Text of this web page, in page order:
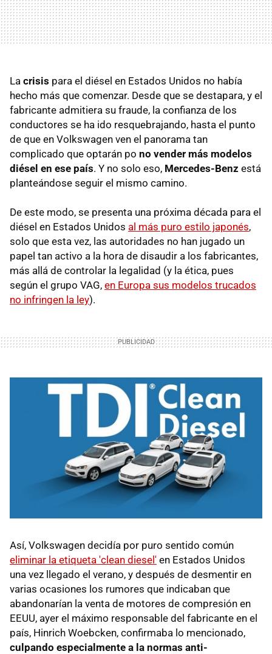
La crisis para el diésel en Estados Unidos no había
hecho más que comenzar. Desde que se destapara, y el
fabricante admitiera su fraude, la confianza de los
conductores se ha ido resquebrajando, hasta el punto
de que en Volkswagen ven el panorama tan
complicado que optarán po no vender más modelos
diésel en ese país. Y no solo eso, Mercedes-Benz está
planteándose seguir el mismo camino.
De este modo, se presenta una próxima década para el
diésel en Estados Unidos al más puro estilo japonés,
solo que esta vez, las autoridades no han jugado un
papel tan activo a la hora de disaudir a los fabricantes,
más allá de controlar la legalidad (y la ética, pues
según el grupo VAG, en Europa sus modelos trucados
no infringen la ley).
Así, Volkswagen decidía por puro sentido común
eliminar la etiqueta 'clean diesel' en Estados Unidos
una vez llegado el verano, y después de desmentir en
varias ocasiones los rumores que indicaban que
abandonarían la venta de motores de compresión en
EEUU, ayer el máximo responsable del fabricante en el
país, Hinrich Woebcken, confirmaba lo mencionado,
culpando especialmente a la normas anti-